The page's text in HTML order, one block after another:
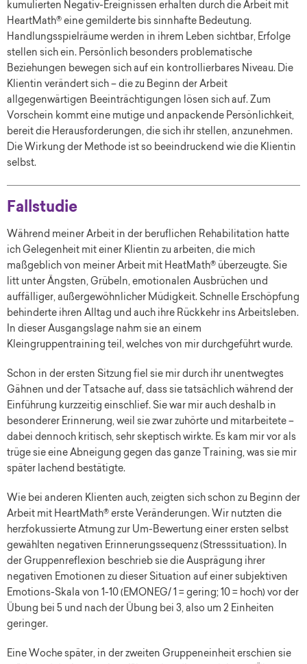
kumulierten Negativ-Ereignissen erhalten durch die Arbeit mit
HeartMath® eine gemilderte bis sinnhafte Bedeutung.
Handlungsspielräume werden in ihrem Leben sichtbar, Erfolge
stellen sich ein. Persönlich besonders problematische
Beziehungen bewegen sich auf ein kontrollierbares Niveau. Die
Klientin verändert sich – die zu Beginn der Arbeit
allgegenwärtigen Beeinträchtigungen lösen sich auf. Zum
Vorschein kommt eine mutige und anpackende Persönlichkeit,
bereit die Herausforderungen, die sich ihr stellen, anzunehmen.
Die Wirkung der Methode ist so beeindruckend wie die Klientin
selbst.
Fallstudie
Während meiner Arbeit in der beruflichen Rehabilitation hatte
ich Gelegenheit mit einer Klientin zu arbeiten, die mich
maßgeblich von meiner Arbeit mit HeatMath® überzeugte. Sie
litt unter Ängsten, Grübeln, emotionalen Ausbrüchen und
auffälliger, außergewöhnlicher Müdigkeit. Schnelle Erschöpfung
behinderte ihren Alltag und auch ihre Rückkehr ins Arbeitsleben.
In dieser Ausgangslage nahm sie an einem
Kleingruppentraining teil, welches von mir durchgeführt wurde.
Schon in der ersten Sitzung fiel sie mir durch ihr unentwegtes
Gähnen und der Tatsache auf, dass sie tatsächlich während der
Einführung kurzzeitig einschlief. Sie war mir auch deshalb in
besonderer Erinnerung, weil sie zwar zuhörte und mitarbeitete –
dabei dennoch kritisch, sehr skeptisch wirkte. Es kam mir vor als
trüge sie eine Abneigung gegen das ganze Training, was sie mir
später lachend bestätigte.
Wie bei anderen Klienten auch, zeigten sich schon zu Beginn der
Arbeit mit HeartMath® erste Veränderungen. Wir nutzten die
herzfokussierte Atmung zur Um-Bewertung einer ersten selbst
gewählten negativen Erinnerungssequenz (Stresssituation). In
der Gruppenreflexion beschrieb sie die Ausprägung ihrer
negativen Emotionen zu dieser Situation auf einer subjektiven
Emotions-Skala von 1-10 (EMONEG/ 1 = gering; 10 = hoch) vor der
Übung bei 5 und nach der Übung bei 3, also um 2 Einheiten
geringer.
Eine Woche später, in der zweiten Gruppeneinheit erschien sie